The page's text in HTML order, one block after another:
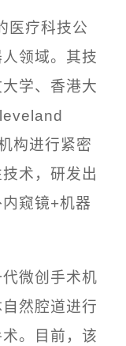
医疗科技公
领域。其技
学、香港大
构进行紧密
术，研发出
窥镜+机器
微创手术机
然腔道进行
。目前，该